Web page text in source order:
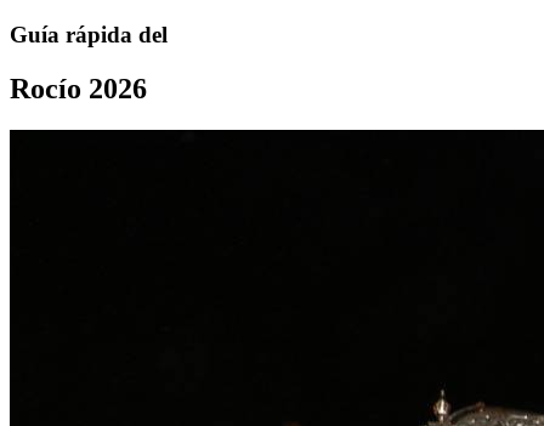
Guía rápida del
Rocío 2026